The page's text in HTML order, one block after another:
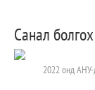
Санал болгох
2022 онд АНУ-